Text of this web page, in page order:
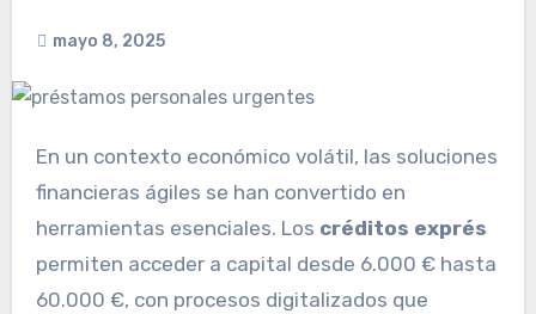
mayo 8, 2025
En un contexto económico volátil, las soluciones
financieras ágiles se han convertido en
herramientas esenciales. Los créditos exprés
permiten acceder a capital desde 6.000 € hasta
60.000 €, con procesos digitalizados que